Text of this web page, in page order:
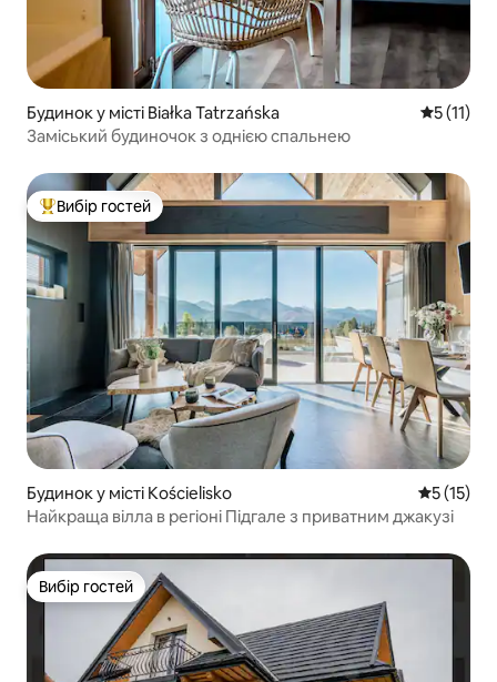
Будинок у місті Białka Tatrzańska Середня
5 (11)
Заміський будиночок з однією спальнею
Топ вибір гостей
Вибір гостей
Будинок у місті Kościelisko Середня
5 (15)
Найкраща вілла в регіоні Підгале з приватним джакузі
Вибір гостей
Вибір гостей